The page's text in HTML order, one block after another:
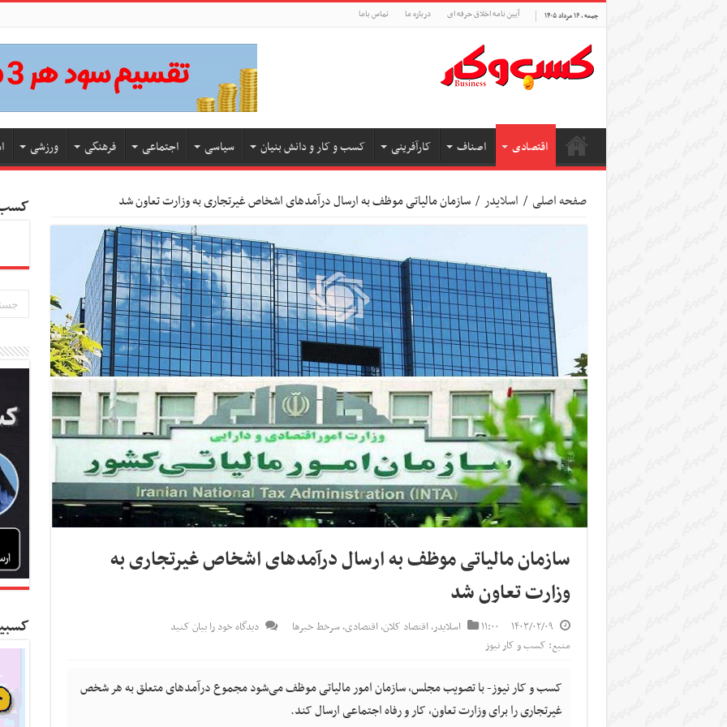
جمعه , ۱۶ مرداد ۱۴۰۵ آیین نامه اخلاق حرفه ای درباره ما تماس باما
اقتصادی اصناف کارآفرینی کسب و کار و دانش بنیان سیاسی اجتماعی فرهنگی ورزشی
صفحه اصلی / اسلایدر / سازمان مالیاتی موظف به ارسال درآمدهای اشخاص غیرتجاری به وزارت تعاون شد
سازمان مالیاتی موظف به ارسال درآمدهای اشخاص غیرتجاری به
وزارت تعاون شد
۱۴۰۳/۰۲/۰۹ ۱۱:۰۰ اسلایدر,اقتصاد کلان,اقتصادی,سرخط خبرها
دیدگاه خود را بیان کنید
منبع: کسب و کار نیوز
کسب و کار نیوز- با تصویب مجلس، سازمان امور مالیاتی موظف می‌شود مجموع درآمدهای متعلق به هر شخص
غیرتجاری را برای وزارت تعاون، کار و رفاه اجتماعی ارسال کند.
کسب